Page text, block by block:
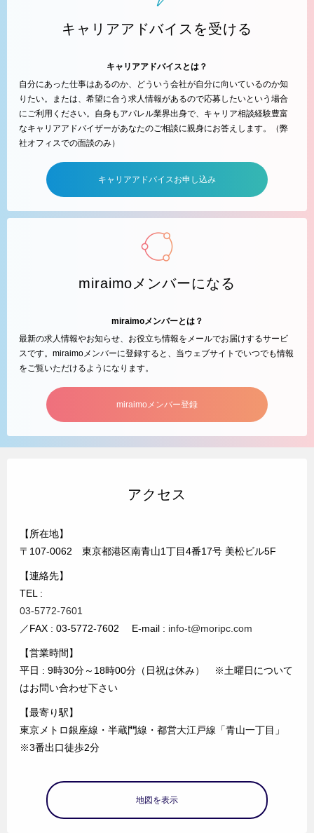
キャリアアドバイスを受ける
キャリアアドバイスとは？
自分にあった仕事はあるのか、どういう会社が自分に向いているのか知
りたい。または、希望に合う求人情報があるので応募したいという場合
にご利用ください。自身もアパレル業界出身で、キャリア相談経験豊富
なキャリアアドバイザーがあなたのご相談に親身にお答えします。（弊
社オフィスでの面談のみ）
キャリアアドバイスお申し込み
miraimoメンバーになる
miraimoメンバーとは？
最新の求人情報やお知らせ、お役立ち情報をメールでお届けするサービ
スです。miraimoメンバーに登録すると、当ウェブサイトでいつでも情報
をご覧いただけるようになります。
miraimoメンバー登録
アクセス
【所在地】
〒107-0062 東京都港区南青山1丁目4番17号 美松ビル5F
【連絡先】
TEL :
03-5772-7601
／FAX : 03-5772-7602 E-mail : info-t@moripc.com
【営業時間】
平日 : 9時30分～18時00分（日祝は休み） ※土曜日について
はお問い合わせ下さい
【最寄り駅】
東京メトロ銀座線・半蔵門線・都営大江戸線「青山一丁目」
※3番出口徒歩2分
地図を表示